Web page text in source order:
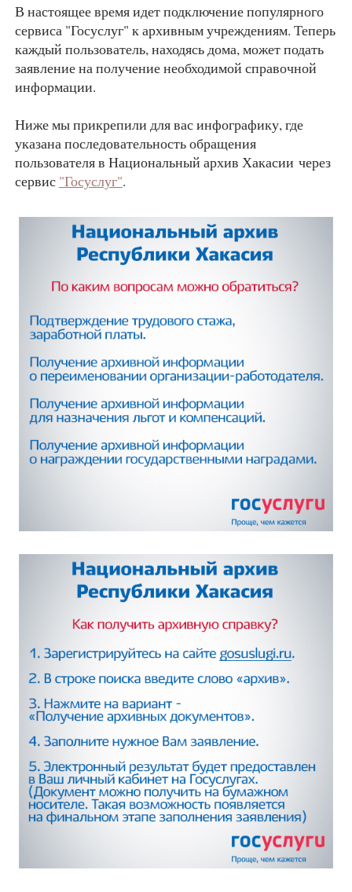
В настоящее время идет подключение популярного
сервиса "Госуслуг" к архивным учреждениям. Теперь
каждый пользователь, находясь дома, может подать
заявление на получение необходимой справочной
информации.
Ниже мы прикрепили для вас инфографику, где
указана последовательность обращения
пользователя в Национальный архив Хакасии через
сервис "Госуслуг".